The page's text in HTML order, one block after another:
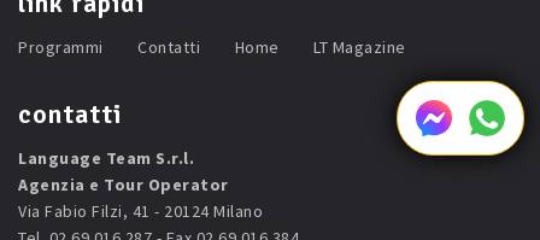
Programmi Contatti Home LT Magazine
contatti
Language Team S.r.l.
Agenzia e Tour Operator
Via Fabio Filzi, 41 - 20124 Milano